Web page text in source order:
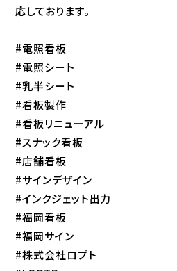
応しております。
#電照看板
#電照シート
#乳半シート
#看板製作
#看板リニューアル
#スナック看板
#店舗看板
#サインデザイン
#インクジェット出力
#福岡看板
#福岡サイン
#株式会社ロプト